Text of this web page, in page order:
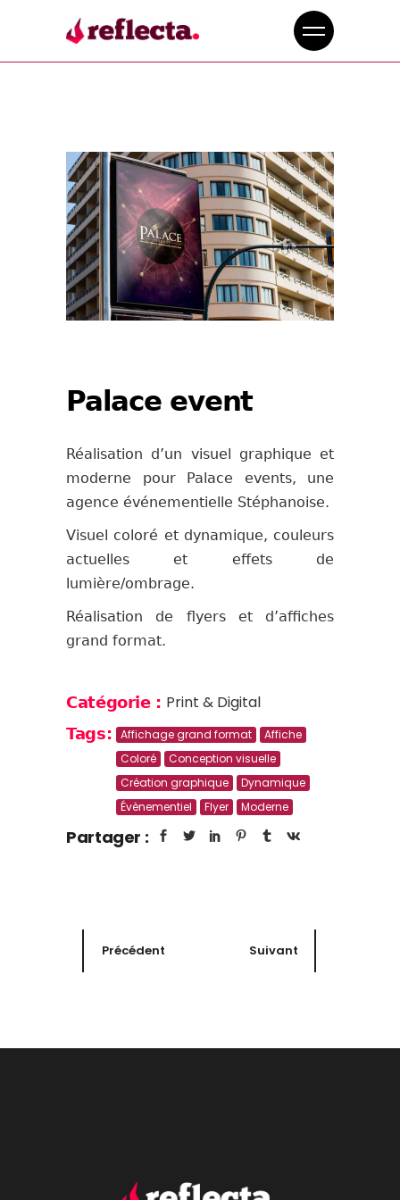
Palace event
Réalisation d’un visuel graphique et
moderne pour Palace events, une
agence événementielle Stéphanoise.
Visuel coloré et dynamique, couleurs
actuelles et effets de
lumière/ombrage.
Réalisation de flyers et d’affiches
grand format.
Catégorie : Print & Digital
Tags: Affichage grand format
Affiche
Coloré
Conception visuelle
Création graphique
Dynamique
Évènementiel
Flyer Moderne
Partager :
Précédent Suivant